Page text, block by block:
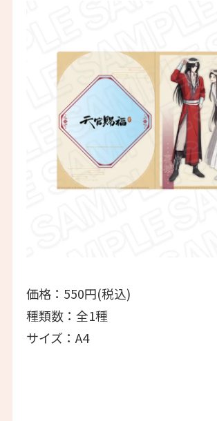
価格：550円(税込)
種類数：全1種
サイズ：A4